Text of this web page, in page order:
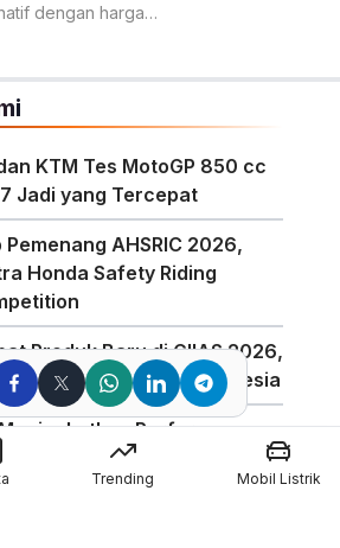
dengan harga
KTM Tes MotoGP 850 cc
Jadi yang Tercepat
AHSRIC 2026,
Honda Safety Riding
Produk Baru di GIIAS 2026,
Aerosol Pertama di Indonesia
Performa
Motor 850cc
Trending Mobil Listrik